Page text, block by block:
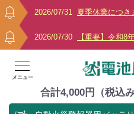
2026/07/31 夏季休業につき
2026/07/30 【重要】令和8
メニュー
合計4,000円（税込